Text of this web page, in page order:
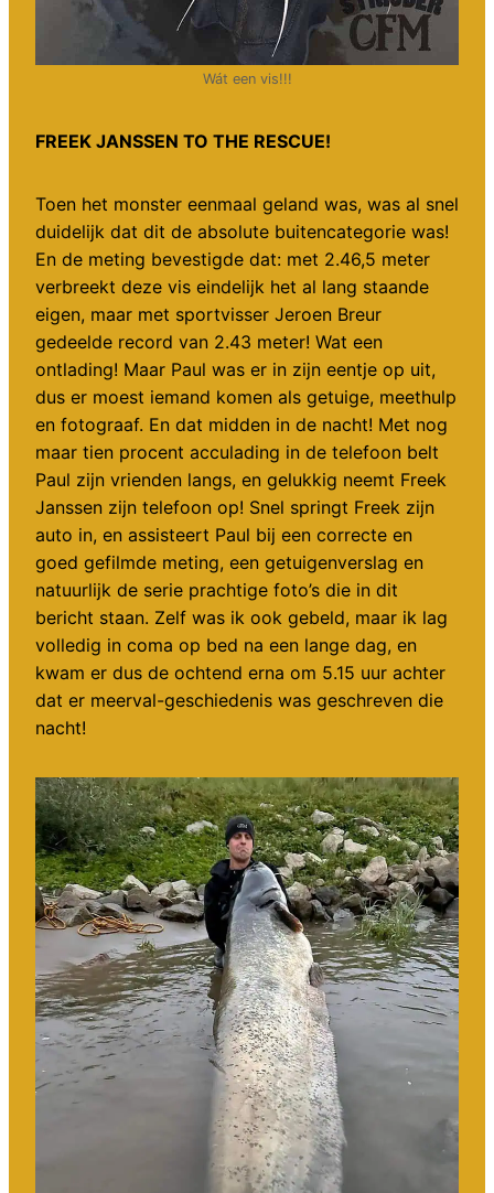
Wát een vis!!!
FREEK JANSSEN TO THE RESCUE!
Toen het monster eenmaal geland was, was al snel
duidelijk dat dit de absolute buitencategorie was!
En de meting bevestigde dat: met 2.46,5 meter
verbreekt deze vis eindelijk het al lang staande
eigen, maar met sportvisser Jeroen Breur
gedeelde record van 2.43 meter! Wat een
ontlading! Maar Paul was er in zijn eentje op uit,
dus er moest iemand komen als getuige, meethulp
en fotograaf. En dat midden in de nacht! Met nog
maar tien procent acculading in de telefoon belt
Paul zijn vrienden langs, en gelukkig neemt Freek
Janssen zijn telefoon op! Snel springt Freek zijn
auto in, en assisteert Paul bij een correcte en
goed gefilmde meting, een getuigenverslag en
natuurlijk de serie prachtige foto’s die in dit
bericht staan. Zelf was ik ook gebeld, maar ik lag
volledig in coma op bed na een lange dag, en
kwam er dus de ochtend erna om 5.15 uur achter
dat er meerval-geschiedenis was geschreven die
nacht!